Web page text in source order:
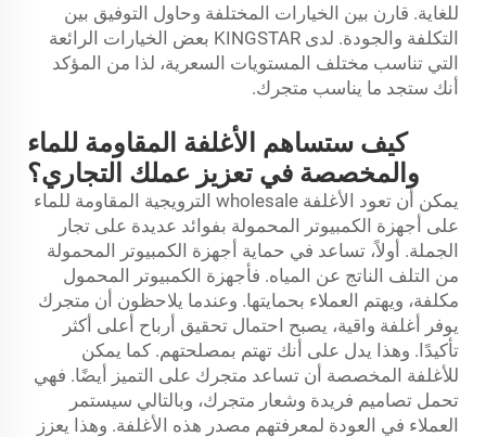
للغاية. قارن بين الخيارات المختلفة وحاول التوفيق بين
التكلفة والجودة. لدى KINGSTAR بعض الخيارات الرائعة
التي تناسب مختلف المستويات السعرية، لذا من المؤكد
أنك ستجد ما يناسب متجرك.
كيف ستساهم الأغلفة المقاومة للماء
والمخصصة في تعزيز عملك التجاري؟
يمكن أن تعود الأغلفة wholesale الترويجية المقاومة للماء
على أجهزة الكمبيوتر المحمولة بفوائد عديدة على تجار
الجملة. أولاً، تساعد في حماية أجهزة الكمبيوتر المحمولة
من التلف الناتج عن المياه. فأجهزة الكمبيوتر المحمول
مكلفة، ويهتم العملاء بحمايتها. وعندما يلاحظون أن متجرك
يوفر أغلفة واقية، يصبح احتمال تحقيق أرباح أعلى أكثر
تأكيدًا. وهذا يدل على أنك تهتم بمصلحتهم. كما يمكن
للأغلفة المخصصة أن تساعد متجرك على التميز أيضًا. فهي
تحمل تصاميم فريدة وشعار متجرك، وبالتالي سيستمر
العملاء في العودة لمعرفتهم مصدر هذه الأغلفة. وهذا يعزز